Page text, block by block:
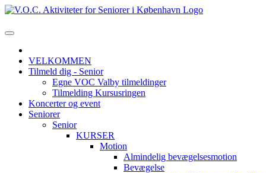
VELKOMMEN
Tilmeld dig - Senior
Egne VOC Valby tilmeldinger
Tilmelding Kursusringen
Koncerter og event
Seniorer
Senior
KURSER
Motion
Almindelig bevægelsesmotion
Bevægelse